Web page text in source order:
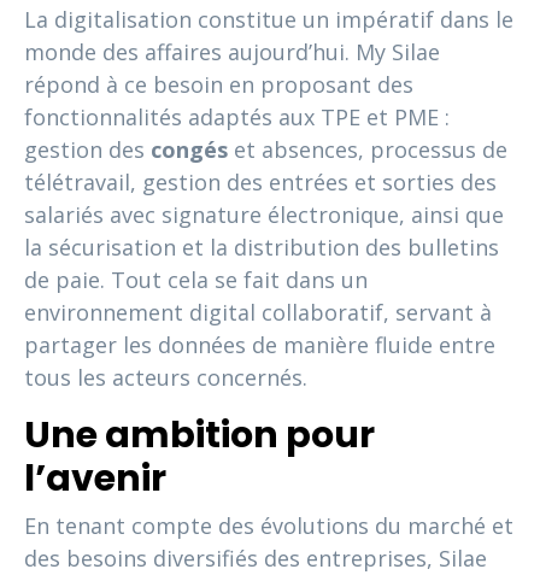
La digitalisation constitue un impératif dans le
monde des affaires aujourd’hui. My Silae
répond à ce besoin en proposant des
fonctionnalités adaptés aux TPE et PME :
gestion des congés et absences, processus de
télétravail, gestion des entrées et sorties des
salariés avec signature électronique, ainsi que
la sécurisation et la distribution des bulletins
de paie. Tout cela se fait dans un
environnement digital collaboratif, servant à
partager les données de manière fluide entre
tous les acteurs concernés.
Une ambition pour
l’avenir
En tenant compte des évolutions du marché et
des besoins diversifiés des entreprises, Silae